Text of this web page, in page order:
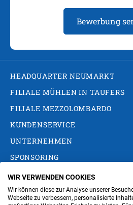
Bewerbung
HEADQUARTER NEUMARKT
FILIALE MÜHLEN IN TAUFERS
FILIALE MEZZOLOMBARDO
KUNDENSERVICE
UNTERNEHMEN
SPONSORING
AGB Privacy Policy
Impressum
Cookie-Einstellungen ändern
WIR VERWENDEN COOKIES
Wir können diese zur Analyse unserer
Webseite zu verbessern, personalisierte